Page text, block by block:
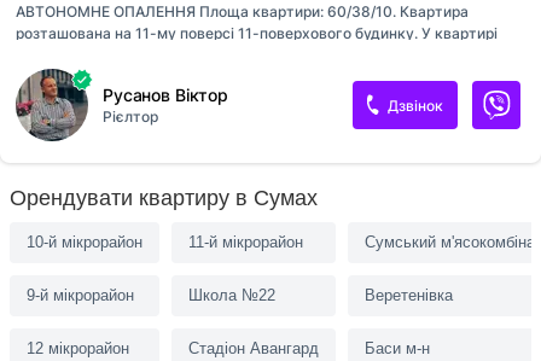
АВТОНОМНЕ ОПАЛЕННЯ Площа квартири: 60/38/10. Квартира
розташована на 11-му поверсі 11-поверхового будинку. У квартирі
для комфортного проживання: - вбудована кухня - холодильник -
пральна машина-автомат - новий м'який куточок у залі - двоспальне
ліжко - кондиціонер (2 шт.) - душова кабіна - шафа-купе в спальні -
шафа-купе в залі - інтернет - система «тепла підлога» - інвертор на
10 кВт УМОВИ: Для сімейної пари або сім'ї. Квартира здається тільки
Оплата за 2 місяці. Ціна: 20 000 + комунал...
Русанов Віктор
Рієлтор
Дзвінок
Орендувати квартиру в Сумах
10-й мікрорайон
9-й мікрорайон
12 мікрорайон
11-й мікрорайон
Школа №22
Стадіон Авангард
Сумський м'ясокомбінат
Веретенівка
Баси м-н